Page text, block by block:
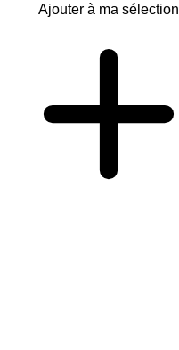
Ajouter à ma sélection